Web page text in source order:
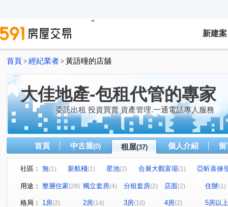
新建案
首頁 > 經紀業者 > 黃語曈的店舖
大佳地產-包租代管的專家
委託出租 投資買賣 資產管理.一通電話專人服務
首頁 中古屋(0) 租屋(37) 個人介紹
社區： 無(1) 新航棧(1) 星池(2) 合展大觀富琚(1)
亞昕喜徠
無 (1) 音悅琉璃 (1) 和境寓見 (2) 三本四季 大來賞
桃園第一廣場二期商業大樓
(1) 竹城富士(1) 達曜輕鬆GO
用途： 整層住家(28) 獨立套房(4) 分租套房(2) 店面(2) 住辦(1)
格局： 1房(2) 2房(14) 3房(10) 4房(2) 5房以上